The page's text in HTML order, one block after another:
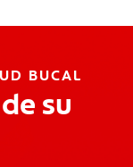
BUCAL
su